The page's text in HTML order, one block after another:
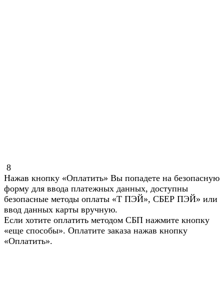
8
Нажав кнопку «Оплатить» Вы попадете на безопасную
форму для ввода платежных данных, доступны
безопасные методы оплаты «Т ПЭЙ», СБЕР ПЭЙ» или
ввод данных карты вручную.
Если хотите оплатить методом СБП нажмите кнопку
«еще способы». Оплатите заказа нажав кнопку
«Оплатить».